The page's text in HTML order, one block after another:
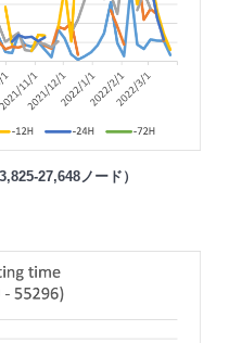
27,648ノード）